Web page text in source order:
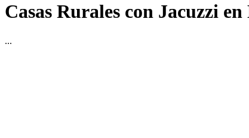
Casas Rurales con Jacuzzi
...